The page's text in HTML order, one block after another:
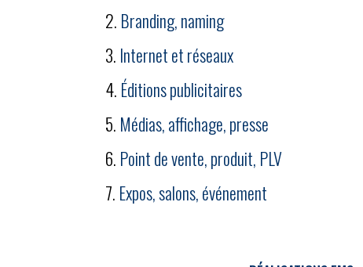
Branding, naming
Internet et réseaux
Éditions publicitaires
Médias, affichage, presse
Point de vente, produit, PLV
Expos, salons, événement